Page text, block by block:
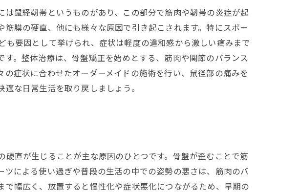
鼠経靭帯というものがあり、この部分で筋肉や靭帯の炎症が起
膜の硬直、他にも様々な原因で引き起こされます。特にスポー
要因として挙げられ、症状は軽度の違和感から激しい痛みまで
。整体治療は、骨盤矯正を始めとする、筋肉や関節のバランス
症状に合わせたオーダーメイドの施術を行い、鼠径部の痛みを
な日常生活を取り戻しましょう。
直が生じることが主な原因のひとつです。骨盤が歪むことで筋
による使い過ぎや普段の生活の中での姿勢の悪さは、筋肉のバ
幅広く、放置すると慢性化や症状悪化につながるため、早期の